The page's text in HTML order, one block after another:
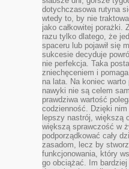
dotychczasowa rutyna
wtedy to, by nie
jako całkowitej porażki.
razu tylko dlatego, że
spaceru lub pojawił się
sukcesie decyduje
nie perfekcja. Taka
zniechęceniem i
na lata. Na koniec
nawyki nie są celem
prawdziwa wartość
codzienność. Dzięki
lepszy nastrój, większą
większą sprawczość w
podporządkować cały
zasadom, lecz by
funkcjonowania, który
go obciążać. Im